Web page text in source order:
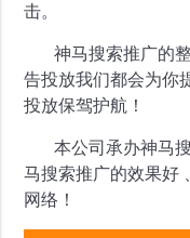
击。
神马搜索推广的整
告投放我们都会为你
投放保驾护航！
本公司承办神马
马搜索推广的效果好
网络！